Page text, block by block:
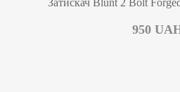
Затискач Blunt 2 Bolt
950